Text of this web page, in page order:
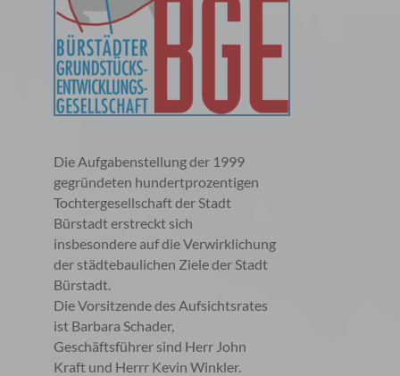
Die Aufgabenstellung der 1999
gegründeten hundertprozentigen
Tochtergesellschaft der Stadt
Bürstadt erstreckt sich
insbesondere auf die Verwirklichung
der städtebaulichen Ziele der Stadt
Bürstadt.
Die Vorsitzende des Aufsichtsrates
ist Barbara Schader,
Geschäftsführer sind Herr John
Kraft und Herrr Kevin Winkler.